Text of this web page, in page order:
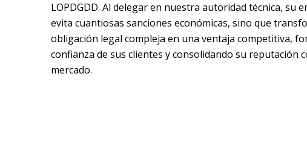
LOPDGDD. Al delegar en nuestra autoridad técnica, su
evita cuantiosas sanciones económicas, sino que
obligación legal compleja en una ventaja competitiva,
confianza de sus clientes y consolidando su reputación
mercado.